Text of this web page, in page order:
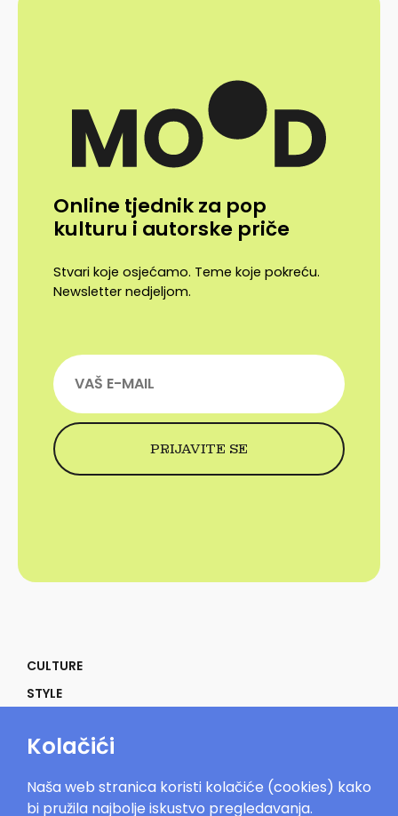
Online tjednik za pop
kulturu i autorske priče
Stvari koje osjećamo. Teme koje pokreću.
Newsletter nedjeljom.
CULTURE
STYLE
POWER
IN THE MOOD
Kolačići
Naša web stranica koristi kolačiće (cookies) kako
bi pružila najbolje iskustvo pregledavanja.